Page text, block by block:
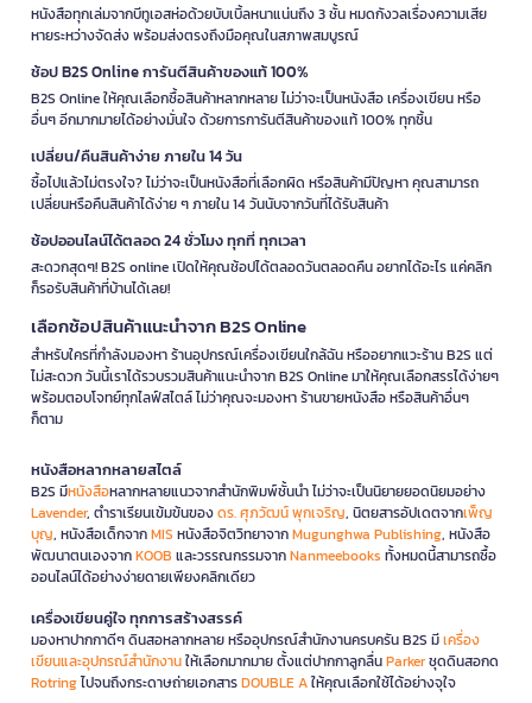
หนังสือทุกเล่มจากบีทูเอสห่อด้วยบับเบิ้ลหนาแน่นถึง 3 ชั้น หมดกังวลเรื่องความเสีย
หายระหว่างจัดส่ง พร้อมส่งตรงถึงมือคุณในสภาพสมบูรณ์
ช้อป B2S Online การันตีสินค้าของแท้ 100%
B2S Online ให้คุณเลือกซื้อสินค้าหลากหลาย ไม่ว่าจะเป็นหนังสือ เครื่องเขียน หรือ
อื่นๆ อีกมากมายได้อย่างมั่นใจ ด้วยการการันตีสินค้าของแท้ 100% ทุกชิ้น
เปลี่ยน/คืนสินค้าง่าย ภายใน 14 วัน
ซื้อไปแล้วไม่ตรงใจ? ไม่ว่าจะเป็นหนังสือที่เลือกผิด หรือสินค้ามีปัญหา คุณสามารถ
เปลี่ยนหรือคืนสินค้าได้ง่าย ๆ ภายใน 14 วันนับจากวันที่ได้รับสินค้า
ช้อปออนไลน์ได้ตลอด 24 ชั่วโมง ทุกที่ ทุกเวลา
สะดวกสุดๆ! B2S online เปิดให้คุณช้อปได้ตลอดวันตลอดคืน อยากได้อะไร แค่คลิก
ก็รอรับสินค้าที่บ้านได้เลย!
เลือกช้อปสินค้าแนะนำจาก B2S Online
สำหรับใครที่กำลังมองหา ร้านอุปกรณ์เครื่องเขียนใกล้ฉัน หรืออยากแวะร้าน B2S แต่
ไม่สะดวก วันนี้เราได้รวบรวมสินค้าแนะนำจาก B2S Online มาให้คุณเลือกสรรได้ง่ายๆ
พร้อมตอบโจทย์ทุกไลฟ์สไตล์ ไม่ว่าคุณจะมองหา ร้านขายหนังสือ หรือสินค้าอื่นๆ
ก็ตาม
หนังสือหลากหลายสไตล์
B2S มีหนังสือหลากหลายแนวจากสำนักพิมพ์ชั้นนำ ไม่ว่าจะเป็นนิยายยอดนิยมอย่าง
Lavender, ตำราเรียนเข้มข้นของดร. ศุภวัฒน์ พุกเจริญ, นิตยสารอัปเดตจากเพ็ญ
บุญ, หนังสือเด็กจากMIS หนังสือจิตวิทยาจากMugunghwa Publishing, หนังสือ
พัฒนาตนเองจากKOOB และวรรณกรรมจากNanmeebooks ทั้งหมดนี้สามารถซื้อ
ออนไลน์ได้อย่างง่ายดายเพียงคลิกเดียว
เครื่องเขียนคู่ใจ ทุกการสร้างสรรค์
มองหาปากกาดีๆ ดินสอหลากหลาย หรืออุปกรณ์สำนักงานครบครัน B2S มีเครื่อง
เขียนและอุปกรณ์สำนักงานให้เลือกมากมาย ตั้งแต่ปากกาลูกลื่นParkerชุดดินสอกด
Rotringไปจนถึงกระดาษถ่ายเอกสารDOUBLE Aให้คุณเลือกใช้ได้อย่างจุใจ